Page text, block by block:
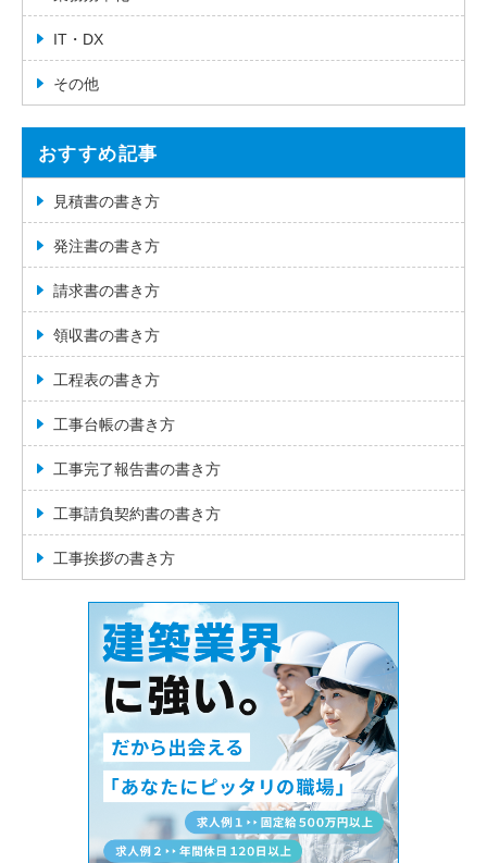
IT・DX
その他
おすすめ記事
見積書の書き方
発注書の書き方
請求書の書き方
領収書の書き方
工程表の書き方
工事台帳の書き方
工事完了報告書の書き方
工事請負契約書の書き方
工事挨拶の書き方